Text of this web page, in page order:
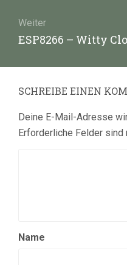
Weiter
Nächster
ESP8266 – Witty
SCHREIBE EINEN
Deine E-Mail-Adresse
Erforderliche Felder sind
Name